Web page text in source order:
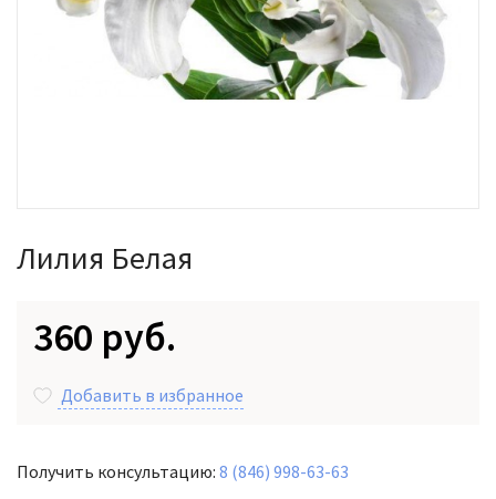
Лилия Белая
360 руб.
Добавить в избранное
Получить консультацию: 8 (846) 998-63-63